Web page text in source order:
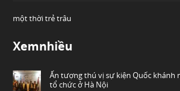
một thời trẻ trâu
Xemnhiều
Ấn tượng thú vị sự kiện Quốc khánh
tổ chức ở Hà Nội